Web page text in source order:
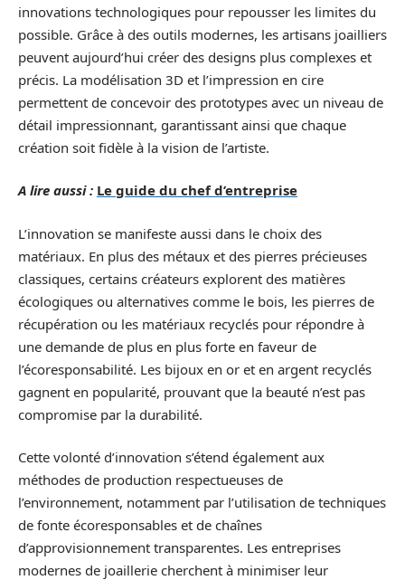
innovations technologiques pour repousser les limites du
possible. Grâce à des outils modernes, les artisans joailliers
peuvent aujourd’hui créer des designs plus complexes et
précis. La modélisation 3D et l’impression en cire
permettent de concevoir des prototypes avec un niveau de
détail impressionnant, garantissant ainsi que chaque
création soit fidèle à la vision de l’artiste.
A lire aussi : Le guide du chef d’entreprise
L’innovation se manifeste aussi dans le choix des
matériaux. En plus des métaux et des pierres précieuses
classiques, certains créateurs explorent des matières
écologiques ou alternatives comme le bois, les pierres de
récupération ou les matériaux recyclés pour répondre à
une demande de plus en plus forte en faveur de
l’écoresponsabilité. Les bijoux en or et en argent recyclés
gagnent en popularité, prouvant que la beauté n’est pas
compromise par la durabilité.
Cette volonté d’innovation s’étend également aux
méthodes de production respectueuses de
l’environnement, notamment par l’utilisation de techniques
de fonte écoresponsables et de chaînes
d’approvisionnement transparentes. Les entreprises
modernes de joaillerie cherchent à minimiser leur